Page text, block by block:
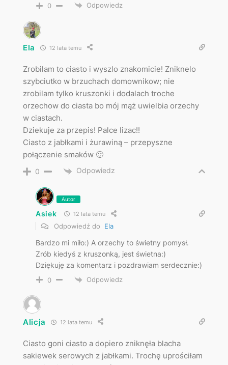
0 Odpowiedz
Ela 12 lata temu
Zrobilam to ciasto i wyszlo znakomicie! Zniknelo
szybciutko w brzuchach domownikow; nie
zrobilam tylko kruszonki i dodalach troche
orzechow do ciasta bo mój mąż uwielbia orzechy
w ciastach.
Dziekuje za przepis! Palce lizac!!
Ciasto z jabłkami i żurawiną – przepyszne
połączenie smaków 🙂
0 Odpowiedz
Autor
Asiek 12 lata temu
Odpowiedź do Ela
Bardzo mi miło:) A orzechy to świetny pomysł.
Zrób kiedyś z kruszonką, jest świetna:)
Dziękuję za komentarz i pozdrawiam serdecznie:)
0 Odpowiedz
Alicja 12 lata temu
Ciasto goni ciasto a dopiero zniknęła blacha
sakiewek serowych z jabłkami. Trochę uprościłam